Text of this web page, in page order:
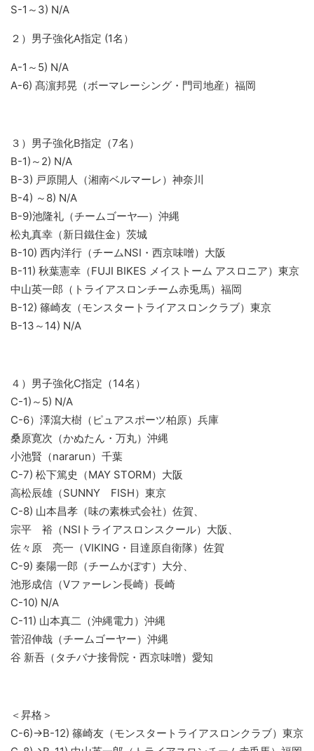
S-1～3) N/A
２）男子強化A指定 (1名）
A-1～5) N/A
A-6) 髙濵邦晃（ボーマレーシング・門司地産）福岡
３）男子強化B指定（7名）
B-1)～2) N/A
B-3) 戸原開人（湘南ベルマーレ）神奈川
B-4) ～8) N/A
B-9)池隆礼（チームゴーヤ―）沖縄
松丸真幸（新日鐵住金）茨城
B-10) 西内洋行（チームNSI・西京味噌）大阪
B-11) 秋葉憲幸（FUJI BIKES メイストーム アスロニア）東京
中山英一郎（トライアスロンチーム赤兎馬）福岡
B-12) 篠崎友（モンスタートライアスロンクラブ）東京
B-13～14) N/A
４）男子強化C指定（14名）
C-1)～5) N/A
C-6）澤瀉大樹（ピュアスポーツ柏原）兵庫
桑原寛次（かぬたん・万丸）沖縄
小池賢（nararun）千葉
C-7) 松下篤史（MAY STORM）大阪
高松辰雄（SUNNY FISH）東京
C-8) 山本昌孝（味の素株式会社）佐賀、
宗平 裕（NSIトライアスロンスクール）大阪、
佐々原 亮一（VIKING・目達原自衛隊）佐賀
C-9) 秦陽一郎（チームかぼす）大分、
池形成信（Vファーレン長崎）長崎
C-10) N/A
C-11) 山本真二（沖縄電力）沖縄
菅沼伸哉（チームゴーヤー）沖縄
谷 新吾（タチバナ接骨院・西京味噌）愛知
＜昇格＞
C-6)→B-12) 篠崎友（モンスタートライアスロンクラブ）東京